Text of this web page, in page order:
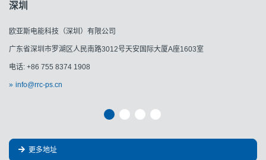
深圳
欧亚斯电能科技（深圳）有限公司
广东省深圳市罗湖区人民南路3012号天安国际大厦A座1603室
电话: +86 755 8374 1908
info@rrc-ps.cn
更多地址